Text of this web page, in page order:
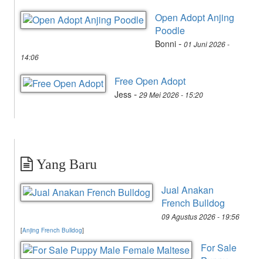
Open Adopt Anjing
Poodle
Bonni - 01 Juni 2026 -
14:06
Free Open Adopt
Jess - 29 Mei 2026 - 15:20
Yang Baru
Jual Anakan
French Bulldog
09 Agustus 2026 - 19:56
[Anjing French Bulldog]
For Sale